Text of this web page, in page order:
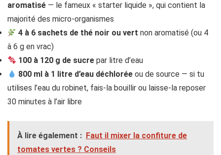
aromatisé — le fameux « starter liquide », qui contient la
majorité des micro-organismes
4 à 6 sachets de thé noir ou vert non aromatisé (ou 4
à 6 g en vrac)
100 à 120 g de sucre par litre d’eau
800 ml à 1 litre d’eau déchlorée ou de source — si tu
utilises l’eau du robinet, fais-la bouillir ou laisse-la reposer
30 minutes à l’air libre
À lire également : Faut il mixer la confiture de
tomates vertes ? Conseils